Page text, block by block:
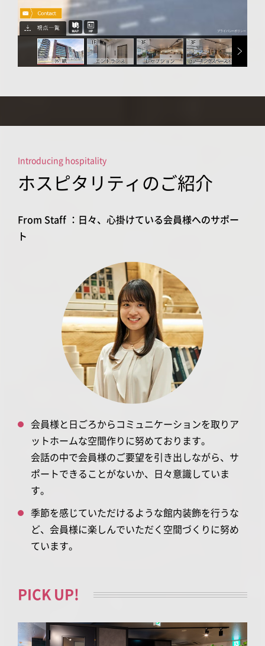
Introducing hospitality
ホスピタリティのご紹介
From Staff ：日々、心掛けている会員様へのサポー
ト
会員様と日ごろからコミュニケーションを取りア
ットホームな空間作りに努めております。
会話の中で会員様のご要望を引き出しながら、サ
ポートできることがないか、日々意識していま
す。
季節を感じていただけるような館内装飾を行うな
ど、会員様に楽しんでいただく空間づくりに努め
ています。
PICK UP!